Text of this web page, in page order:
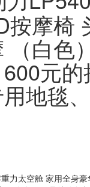
按摩椅
（白色
元
地毯